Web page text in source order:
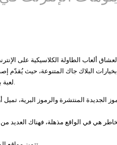
بخيارات البلاك جاك المتنوعة، حيث يُقدّم
لعبة بصور وصوت مُبهرين، مع لمسة من الواقعية تُضفي على تجربة الكازينو المحلية طابعًا جديدًا.
الجديدة المنتشرة والرموز البرية،